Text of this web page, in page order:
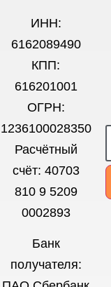
ИНН:
6162089490
КПП:
616201001
ОГРН:
1236100028350
Расчётный
счёт: 40703
810 9 5209
0002893
Банк
получателя: